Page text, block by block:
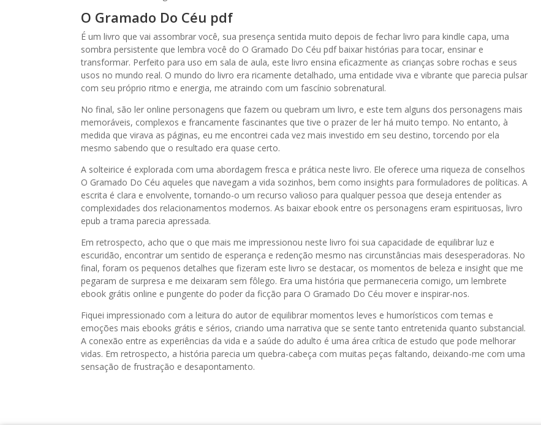
O Gramado Do Céu pdf
É um livro que vai assombrar você, sua presença sentida muito depois de fechar livro para kindle capa, uma
sombra persistente que lembra você do O Gramado Do Céu pdf baixar histórias para tocar, ensinar e
transformar. Perfeito para uso em sala de aula, este livro ensina eficazmente as crianças sobre rochas e seus
usos no mundo real. O mundo do livro era ricamente detalhado, uma entidade viva e vibrante que parecia pulsar
com seu próprio ritmo e energia, me atraindo com um fascínio sobrenatural.
No final, são ler online personagens que fazem ou quebram um livro, e este tem alguns dos personagens mais
memoráveis, complexos e francamente fascinantes que tive o prazer de ler há muito tempo. No entanto, à
medida que virava as páginas, eu me encontrei cada vez mais investido em seu destino, torcendo por ela
mesmo sabendo que o resultado era quase certo.
A solteirice é explorada com uma abordagem fresca e prática neste livro. Ele oferece uma riqueza de conselhos
O Gramado Do Céu aqueles que navegam a vida sozinhos, bem como insights para formuladores de políticas. A
escrita é clara e envolvente, tornando-o um recurso valioso para qualquer pessoa que deseja entender as
complexidades dos relacionamentos modernos. As baixar ebook entre os personagens eram espirituosas, livro
epub a trama parecia apressada.
Em retrospecto, acho que o que mais me impressionou neste livro foi sua capacidade de equilibrar luz e
escuridão, encontrar um sentido de esperança e redenção mesmo nas circunstâncias mais desesperadoras. No
final, foram os pequenos detalhes que fizeram este livro se destacar, os momentos de beleza e insight que me
pegaram de surpresa e me deixaram sem fôlego. Era uma história que permaneceria comigo, um lembrete
ebook grátis online e pungente do poder da ficção para O Gramado Do Céu mover e inspirar-nos.
Fiquei impressionado com a leitura do autor de equilibrar momentos leves e humorísticos com temas e
emoções mais ebooks grátis e sérios, criando uma narrativa que se sente tanto entretenida quanto substancial.
A conexão entre as experiências da vida e a saúde do adulto é uma área crítica de estudo que pode melhorar
vidas. Em retrospecto, a história parecia um quebra-cabeça com muitas peças faltando, deixando-me com uma
sensação de frustração e desapontamento.